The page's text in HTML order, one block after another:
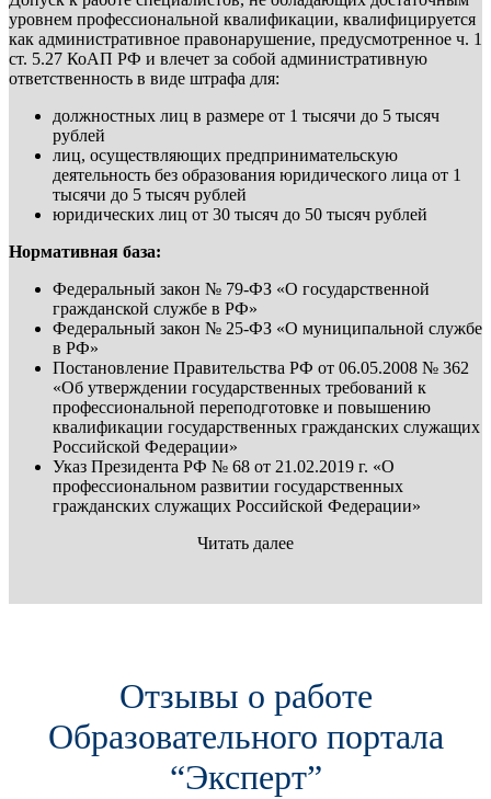
уровнем профессиональной квалификации, квалифицируется
как административное правонарушение, предусмотренное ч. 1
ст. 5.27 КоАП РФ и влечет за собой административную
ответственность в виде штрафа для:
должностных лиц в размере от 1 тысячи до 5 тысяч
рублей
лиц, осуществляющих предпринимательскую
деятельность без образования юридического лица от 1
тысячи до 5 тысяч рублей
юридических лиц от 30 тысяч до 50 тысяч рублей
Нормативная база:
Федеральный закон № 79-ФЗ «О государственной
гражданской службе в РФ»
Федеральный закон № 25-ФЗ «О муниципальной службе
в РФ»
Постановление Правительства РФ от 06.05.2008 № 362
«Об утверждении государственных требований к
профессиональной переподготовке и повышению
квалификации государственных гражданских служащих
Российской Федерации»
Указ Президента РФ № 68 от 21.02.2019 г. «О
профессиональном развитии государственных
гражданских служащих Российской Федерации»
Читать далее
Отзывы о работе
Образовательного портала
“Эксперт”